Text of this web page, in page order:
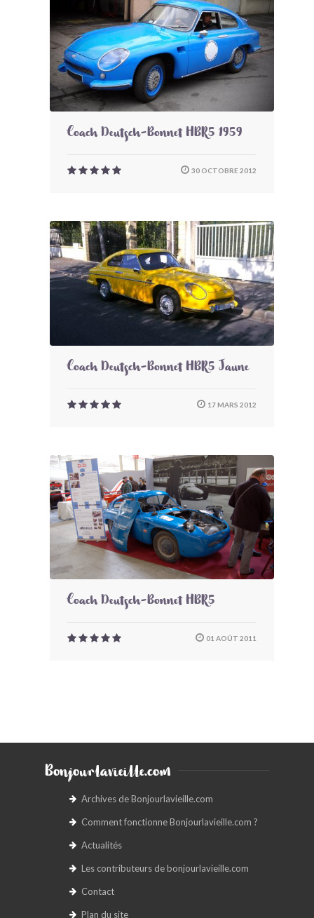
Coach Deutsch-Bonnet HBR5 1959
30 OCTOBRE 2012
Coach Deutsch-Bonnet HBR5 Jaune
17 MARS 2012
Coach Deutsch-Bonnet HBR5
01 AOÛT 2011
Bonjourlavieille.com
Archives de Bonjourlavieille.com
Comment fonctionne Bonjourlavieille.com ?
Actualités
Les contributeurs de bonjourlavieille.com
Contact
Plan du site